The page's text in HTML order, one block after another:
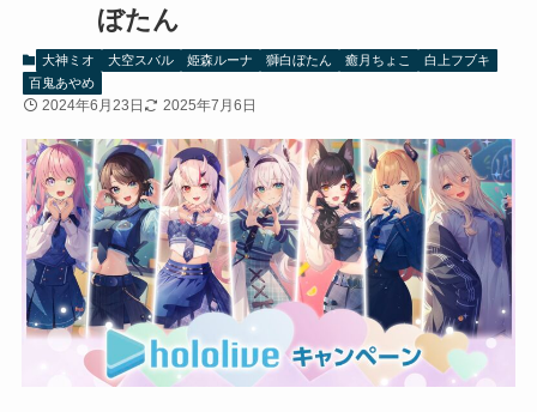
ぼたん
大神ミオ 大空スバル 姫森ルーナ 獅白ぼたん 癒月ちょこ
白上フブキ
百鬼あやめ
2024年6月23日 2025年7月6日